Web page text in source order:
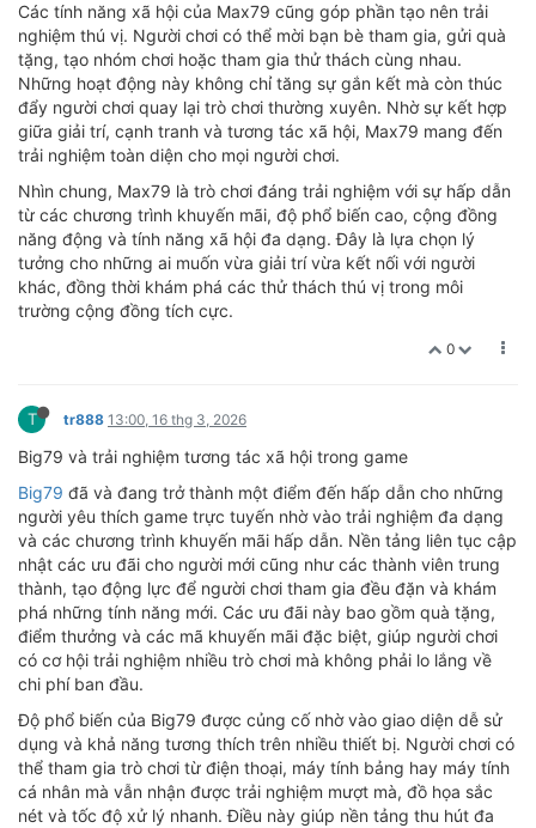
Các tính năng xã hội của Max79 cũng góp phần tạo nên trải
nghiệm thú vị. Người chơi có thể mời bạn bè tham gia, gửi quà
tặng, tạo nhóm chơi hoặc tham gia thử thách cùng nhau.
Những hoạt động này không chỉ tăng sự gắn kết mà còn thúc
đẩy người chơi quay lại trò chơi thường xuyên. Nhờ sự kết hợp
giữa giải trí, cạnh tranh và tương tác xã hội, Max79 mang đến
trải nghiệm toàn diện cho mọi người chơi.
Nhìn chung, Max79 là trò chơi đáng trải nghiệm với sự hấp dẫn
từ các chương trình khuyến mãi, độ phổ biến cao, cộng đồng
năng động và tính năng xã hội đa dạng. Đây là lựa chọn lý
tưởng cho những ai muốn vừa giải trí vừa kết nối với người
khác, đồng thời khám phá các thử thách thú vị trong môi
trường cộng đồng tích cực.
0
T tr888 13:00, 16 thg 3, 2026
Big79 và trải nghiệm tương tác xã hội trong game
Big79 đã và đang trở thành một điểm đến hấp dẫn cho những
người yêu thích game trực tuyến nhờ vào trải nghiệm đa dạng
và các chương trình khuyến mãi hấp dẫn. Nền tảng liên tục cập
nhật các ưu đãi cho người mới cũng như các thành viên trung
thành, tạo động lực để người chơi tham gia đều đặn và khám
phá những tính năng mới. Các ưu đãi này bao gồm quà tặng,
điểm thưởng và các mã khuyến mãi đặc biệt, giúp người chơi
có cơ hội trải nghiệm nhiều trò chơi mà không phải lo lắng về
chi phí ban đầu.
Độ phổ biến của Big79 được củng cố nhờ vào giao diện dễ sử
dụng và khả năng tương thích trên nhiều thiết bị. Người chơi có
thể tham gia trò chơi từ điện thoại, máy tính bảng hay máy tính
cá nhân mà vẫn nhận được trải nghiệm mượt mà, đồ họa sắc
nét và tốc độ xử lý nhanh. Điều này giúp nền tảng thu hút đa